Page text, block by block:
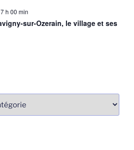
h 00 min
sur-Ozerain, le village et ses